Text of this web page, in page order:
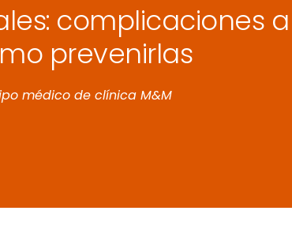
complicaciones a
prevenirlas
médico de clínica M&M